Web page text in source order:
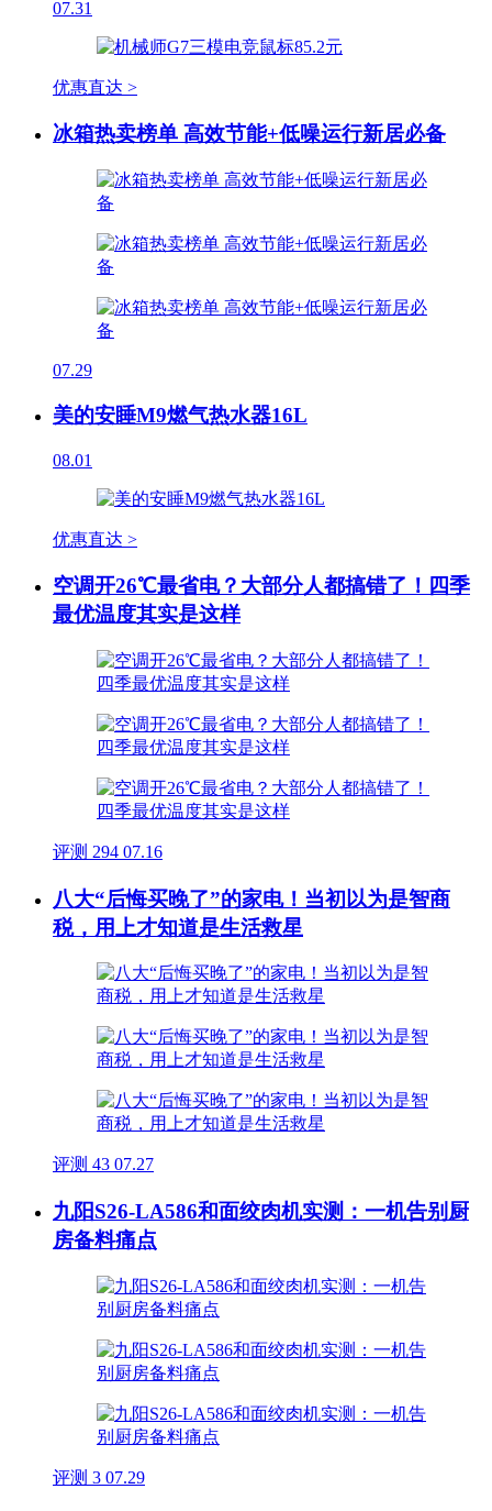
07.31
优惠直达 >
冰箱热卖榜单 高效节能+低噪运行新居必备
07.29
美的安睡M9燃气热水器16L
08.01
优惠直达 >
空调开26℃最省电？大部分人都搞错了！四季
最优温度其实是这样
评测 294 07.16
八大“后悔买晚了”的家电！当初以为是智商
税，用上才知道是生活救星
评测 43 07.27
九阳S26-LA586和面绞肉机实测：一机告别厨
房备料痛点
评测 3 07.29